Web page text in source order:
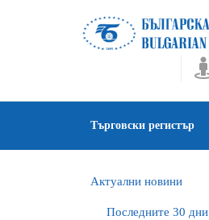
Търговски регистър
Актуални новини
Последните 30 дни